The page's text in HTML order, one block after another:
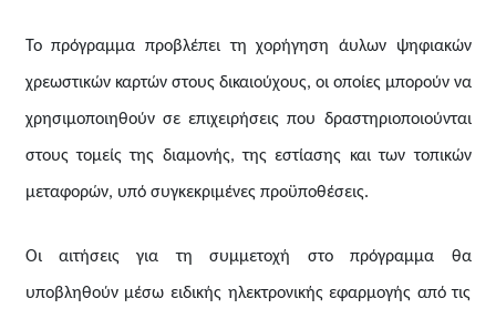
Το πρόγραμμα προβλέπει τη χορήγηση άυλων ψηφιακών
χρεωστικών καρτών στους δικαιούχους, οι οποίες μπορούν να
χρησιμοποιηθούν σε επιχειρήσεις που δραστηριοποιούνται
στους τομείς της διαμονής, της εστίασης και των τοπικών
μεταφορών, υπό συγκεκριμένες προϋποθέσεις.
Οι αιτήσεις για τη συμμετοχή στο πρόγραμμα θα
υποβληθούν μέσω ειδικής ηλεκτρονικής εφαρμογής από τις